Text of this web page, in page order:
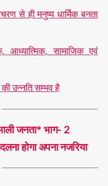
से ही मनुष्य धार्मिक बनता
आध्यात्मिक, सामाजिक एवं
उन्नति सम्भव है
जनता* भाग- 2
होगा अपना नजरिया